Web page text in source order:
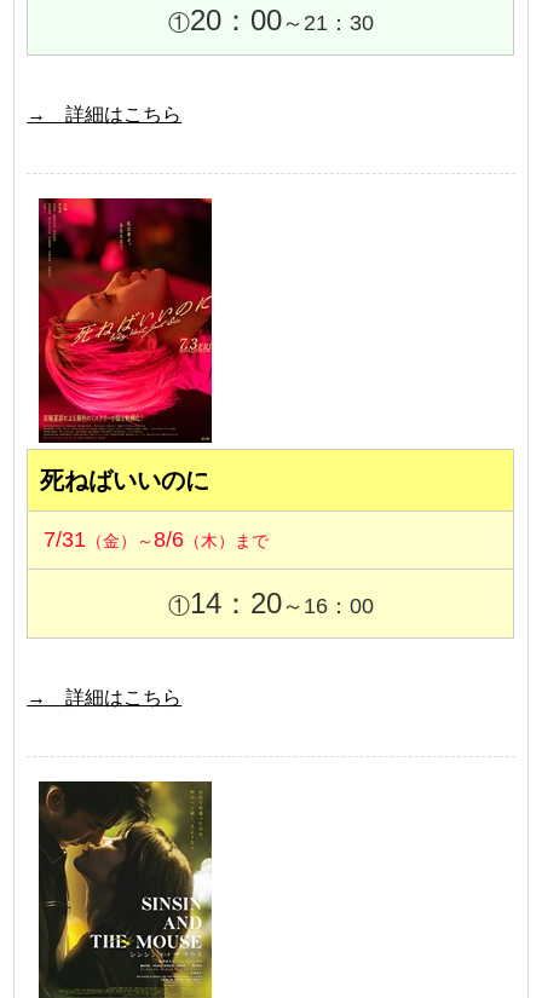
①20：00～21：30
→ 詳細はこちら
死ねばいいのに
7/31 （金）～8/6 （木）まで
①14：20～16：00
→ 詳細はこちら